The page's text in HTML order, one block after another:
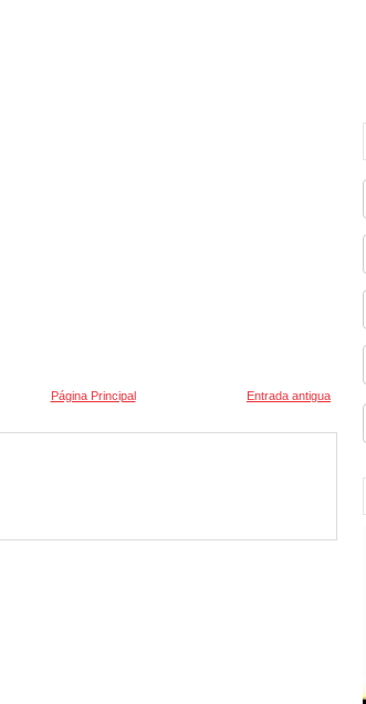
Entrada antigua
Página Principal